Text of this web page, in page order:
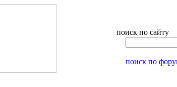
поиск по сайту
поиск по